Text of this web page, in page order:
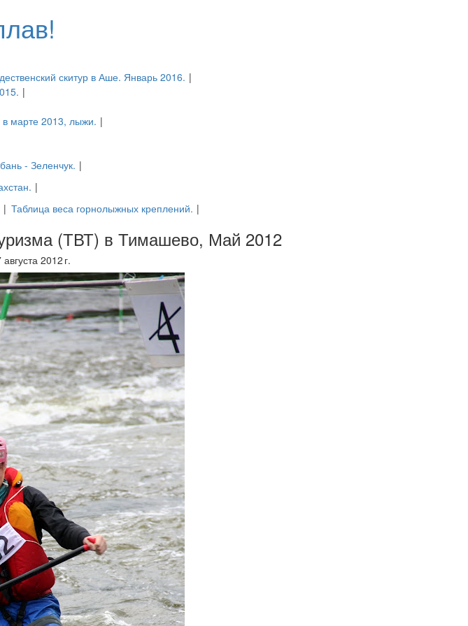
скитур в Аше. Январь 2016. |
|
в марте 2013, лыжи. |
- Зеленчук. |
|
| Таблица веса горнолыжных креплений. |
(ТВТ) в Тимашево, Май 2012
2012 г.